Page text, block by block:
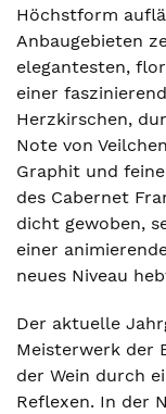
Höchstform
Anbaugebieten
elegantesten,
einer
Herzkirschen,
Note von
Graphit und
des Cabernet
dicht gewoben,
einer
neues Niveau
Der aktuelle
Meisterwerk der
der Wein durch
Reflexen. In der